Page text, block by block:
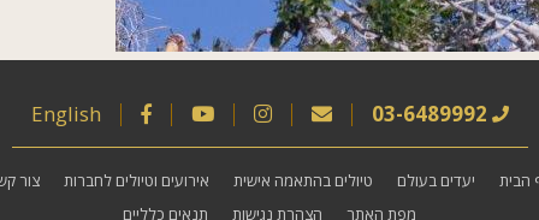
03-6489992
English
הבית יעדים בעולם טיולים בהתאמה אישית אירועים וטיולים לחברות
צור
מפת האתר
הצהרת נגישות תנאים כלליים